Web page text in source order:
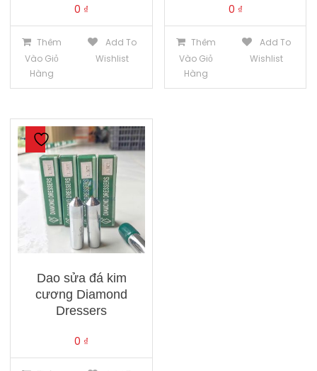
0 ₫
Thêm
Vào Giỏ
Hàng
Add To
Wishlist
0 ₫
Thêm
Vào Giỏ
Hàng
Add To
Wishlist
Dao sửa đá kim
cương Diamond
Dressers
0 ₫